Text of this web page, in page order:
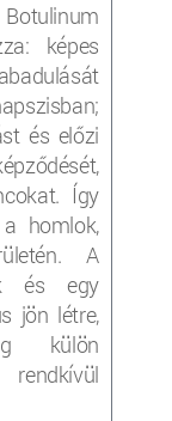
Botulinum
képes
és előzi
Így
homlok,
A
és egy
jön létre,
külön